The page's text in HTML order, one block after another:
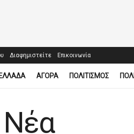
Διαφημιστείτε Επικοινωνία
ΕΛΛΑΔΑ ΑΓΟΡΑ ΠΟΛΙΤΙΣΜΟΣ
Νέα